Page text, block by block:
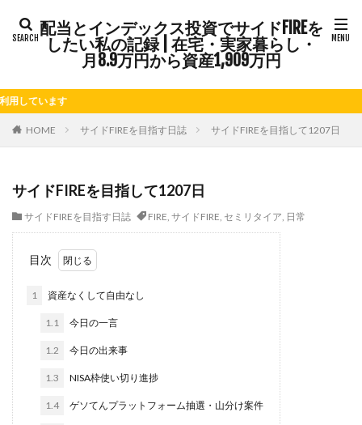
配当とインデックス投資でサイドFIREを
したい私の記録 | 在宅・実家暮らし・
月8.9万円から資産1,909万円
HOME サイドFIREを目指す日誌 サイドFIREを目指して1207日
サイドFIREを目指して1207日
サイドFIREを目指す日誌 FIRE, サイドFIRE, セミリタイア, 日常
目次
1 資産なくして自由なし
1.1 今日の一言
1.2 今日の出来事
1.3 NISA枠使い切り進捗
1.4 ゲソてんプラットフォーム抽選・山分け案件
FIRE
さつまいも
じゃがいも そばめし
ふるさと納税
ららぽーと
アニマルカフェ アメブロ
アリゴ
カルボナーラ
カレーライス
クリア特典
ケーキ ゲーム ゲームセンター
ゴールデンウィーク
サツマイモ
シルクスイート
ジャガイモ
スープ
セキセイインコ
チキンパエリア
トウガン
ドリンク
パスタ
ペット